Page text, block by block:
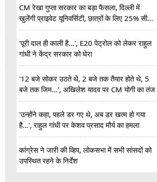
CM रेखा गुप्ता सरकार का बड़ा फैसला, दिल्ली में
खुलेंगी प्राइवेट यूनिवर्सिटी, छात्रों के लिए 25% सीटें
रिजर्व
'पूरी दाल ही काली है...', E20 पेट्रोल को लेकर राहुल
गांधी ने केंद्र सरकार को घेरा
'12 बजे सोकर उठते थे, 2 बजे तक तैयार होते थे, 5
बजे तक जिम...', अखिलेश यादव पर CM योगी का तंज
'उन्होंने कहा, पहले डर गए थे, अब डर खत्म हो गया
है...', राहुल गांधी पर केशव प्रसाद मौर्य का हमला
कांग्रेस ने जारी की व्हिप, लोकसभा में सभी सांसदों को
उपस्थित रहने के निर्देश